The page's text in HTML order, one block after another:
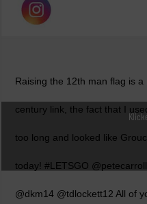
Raising the 12th man flag is
century link, the fact that I
too long and looked like
today! #LETSGO
@dkm14 @tdlockett12 All of